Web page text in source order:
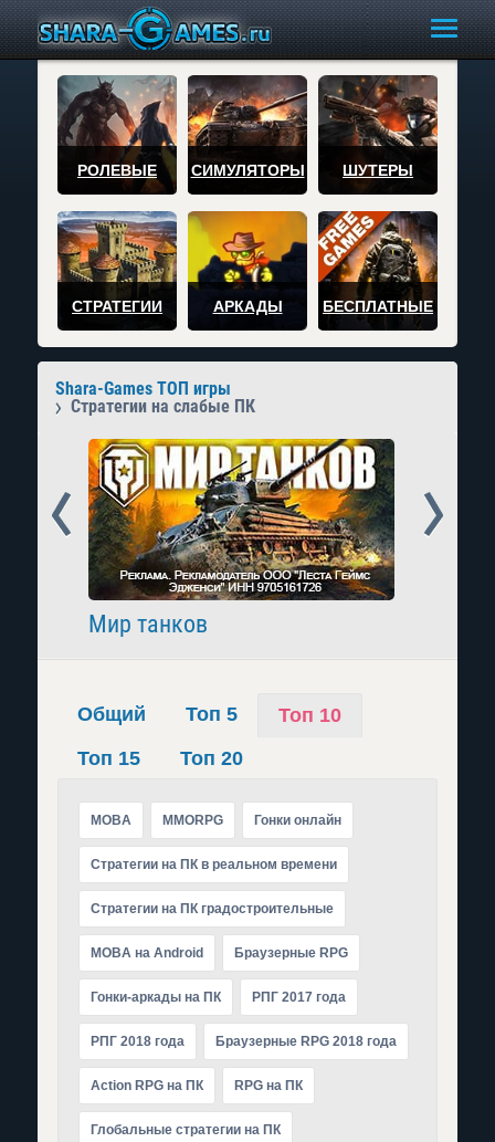
РОЛЕВЫЕ СИМУЛЯТОРЫ ШУТЕРЫ
СТРАТЕГИИ АРКАДЫ БЕСПЛАТНЫЕ
Shara-Games ТОП игры
Стратегии на слабые ПК
Мир танков
Prev
Общий Топ 5
Топ 10
Топ 15
Топ 20
MOBA MMORPG Гонки онлайн
Стратегии на ПК в реальном времени
Стратегии на ПК градостроительные
MOBA на Android Браузерные RPG
Гонки-аркады на ПК РПГ 2017 года
РПГ 2018 года Браузерные RPG 2018 года
Action RPG на ПК RPG на ПК
Глобальные стратегии на ПК